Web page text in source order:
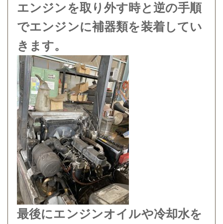
エンジンを取り外す時と逆の手順
でエンジンに補器類を装着してい
きます。
最後にエンジンオイルや冷却水を